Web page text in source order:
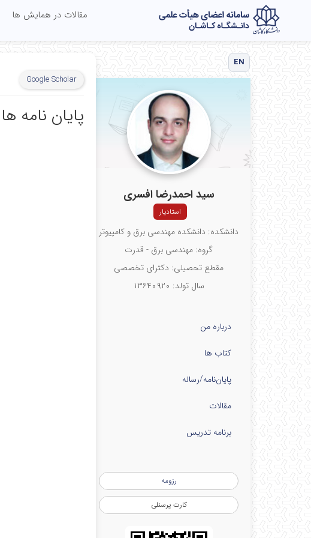
مقالات در همایش ها
EN
سید احمدرضا افسری
استادیار
دانشکده: دانشکده مهندسی برق و کامپیوتر
گروه: مهندسی برق - قدرت
مقطع تحصیلی: دکترای تخصصی
سال تولد: ۱۳۶۴۰۹۲۰
درباره من
کتاب ها
پایان‌نامه‌/رساله
مقالات
برنامه تدریس
رزومه
کارت پرسنلی
Google Scholar
پایان نامه ها